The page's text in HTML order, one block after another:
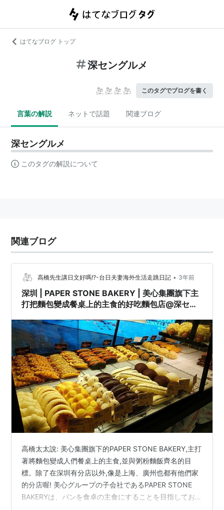
はてなブログ トップ
深セングルメ
このタグでブログを書く
言葉の解説 ネットで話題 関連ブログ
深セングルメ
このタグの解説について
関連ブログ
高橋先生講日文好嗎!?-台日夫妻海外生活走跳日記 • 3年前
深圳 | PAPER STONE BAKERY | 美心集團旗下主
打把麵包變成餐桌上的主食的好吃麵包店@深セン
高橋太太說: 美心集團旗下的PAPER STONE BAKERY,主打
著將麵包變成人們餐桌上的主食,並與粥粉麵飯齊名的目
標。除了在深圳有分店以外,像是上海、廣州也都有他們家
的分店喔! 美心グループの子会社であるPAPER STONE
BAKERYは、パンを食卓の主食にすることを目指してお